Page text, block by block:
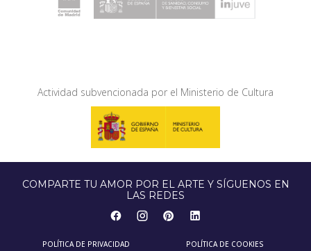
Actividad subvencionada por el Ministerio de Cultura
COMPARTE TU AMOR POR EL ARTE Y SÍGUENOS EN
LAS REDES
POLÍTICA DE PRIVACIDAD POLÍTICA DE COOKIES